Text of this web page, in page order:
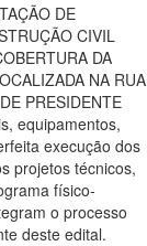
DE
CIVIL
DA
NA RUA
PRESIDENTE
equipamentos,
execução dos
projetos técnicos,
físico-
o processo
deste edital.